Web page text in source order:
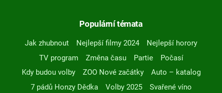
Populární témata
Jak zhubnout Nejlepší filmy 2024
Nejlepší horory
TV program
Změna času Partie
Počasí
Kdy budou volby
ZOO Nové začátky
Auto – katalog
7 pádů Honzy Dědka
Volby 2025
Svařené víno